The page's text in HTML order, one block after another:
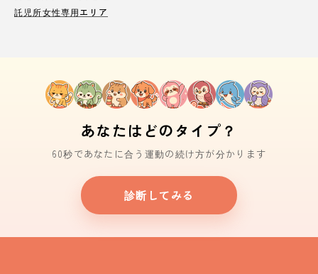
託児所女性専用エリア
あなたはどのタイプ？
60秒であなたに合う運動の続け方が分かります
診断してみる